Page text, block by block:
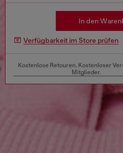
In den
Verfügbarkeit im Store prüfen
Kostenlose Retouren. Kostenloser
Mitglieder.